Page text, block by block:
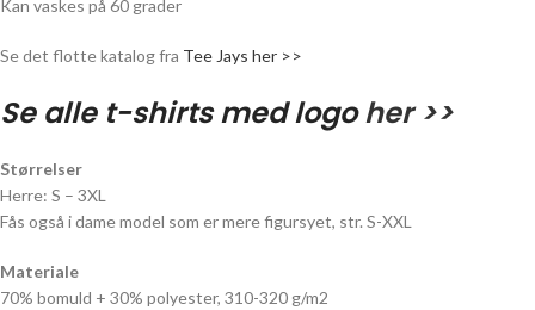
Kan vaskes på 60 grader
Se det flotte katalog fra Tee Jays her >>
Se alle t-shirts med logoher >>
Størrelser
Herre: S – 3XL
Fås også i dame model som er mere figursyet, str. S-XXL
Materiale
70% bomuld + 30% polyester, 310-320 g/m2